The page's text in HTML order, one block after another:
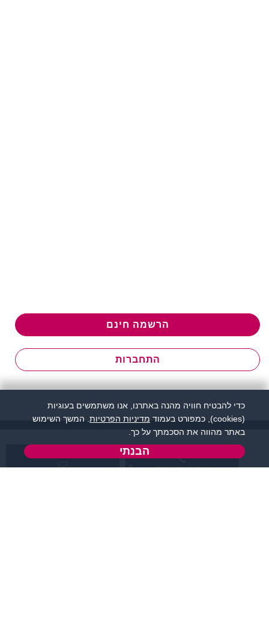
הרשמה חינם
התחברות
שירות לקוחות:
כדי להבטיח חוויה מהנה באתרנו, אנו משתמשים בעוגיות
(cookies), כמפורט בעמוד
מדיניות הפרטיות . המשך השימוש
באתר מהווה את הסכמתך על כך.
הבנתי